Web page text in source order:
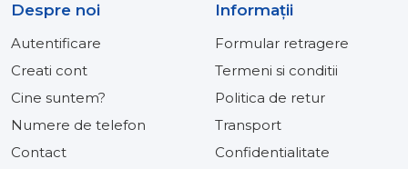
Despre noi
Autentificare
Creati cont
Cine suntem?
Numere de telefon
Contact
Informaţii
Formular retragere
Termeni si conditii
Politica de retur
Transport
Confidentialitate